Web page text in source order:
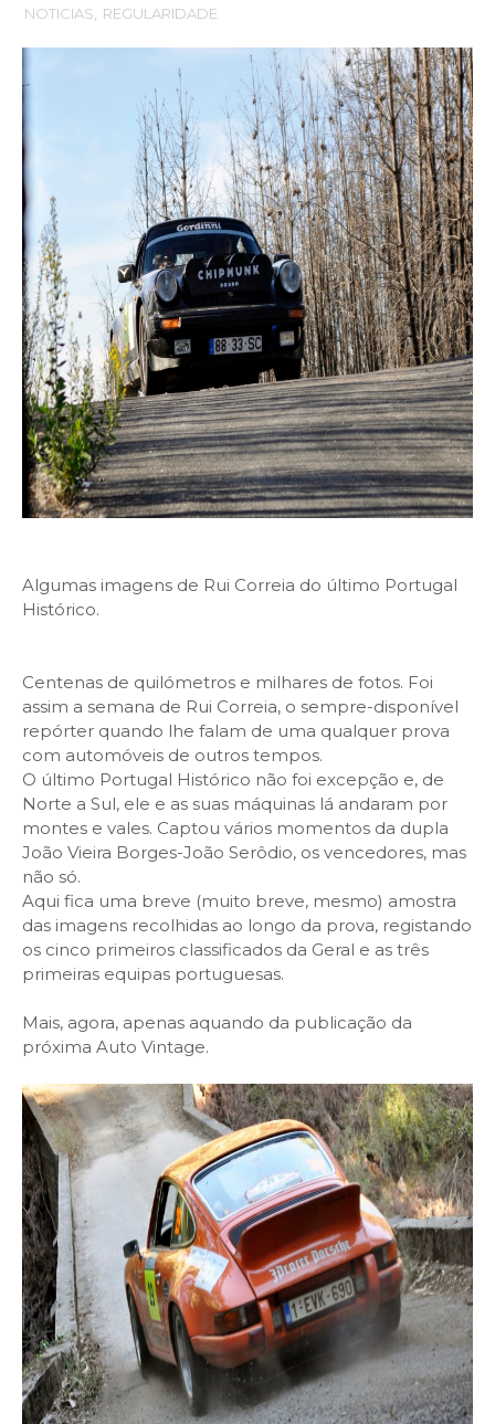
NOTICIAS
REGULARIDADE
Algumas imagens de Rui Correia do último Portugal
Histórico.
Centenas de quilómetros e milhares de fotos. Foi
assim a semana de Rui Correia, o sempre-disponível
repórter quando lhe falam de uma qualquer prova
com automóveis de outros tempos.
O último Portugal Histórico não foi excepção e, de
Norte a Sul, ele e as suas máquinas lá andaram por
montes e vales. Captou vários momentos da dupla
João Vieira Borges-João Serôdio, os vencedores, mas
não só.
Aqui fica uma breve (muito breve, mesmo) amostra
das imagens recolhidas ao longo da prova, registando
os cinco primeiros classificados da Geral e as três
primeiras equipas portuguesas.
Mais, agora, apenas aquando da publicação da
próxima Auto Vintage.